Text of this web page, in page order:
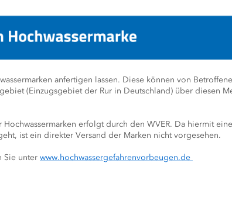
anfertigen lassen. Diese können von
(Einzugsgebiet der Rur in Deutschland) über diesen
erfolgt durch den WVER. Da hiermit eine
ist ein direkter Versand der Marken nicht vorgesehen.
Sie unter www.hochwassergefahrenvorbeugen.de